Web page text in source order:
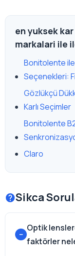
en yuksek
markalari ile
Bonitolente
Seçenekleri:
Gözlükçü
Karlı Seçimler
Bonitolente
Claro
Sikca
Optik
faktörler